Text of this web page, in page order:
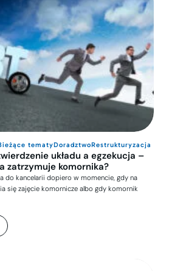
tematyDoradztwoRestrukturyzacja
układu a egzekucja –
zatrzymuje komornika?
do kancelarii dopiero w momencie, gdy na
się zajęcie komornicze albo gdy komornik